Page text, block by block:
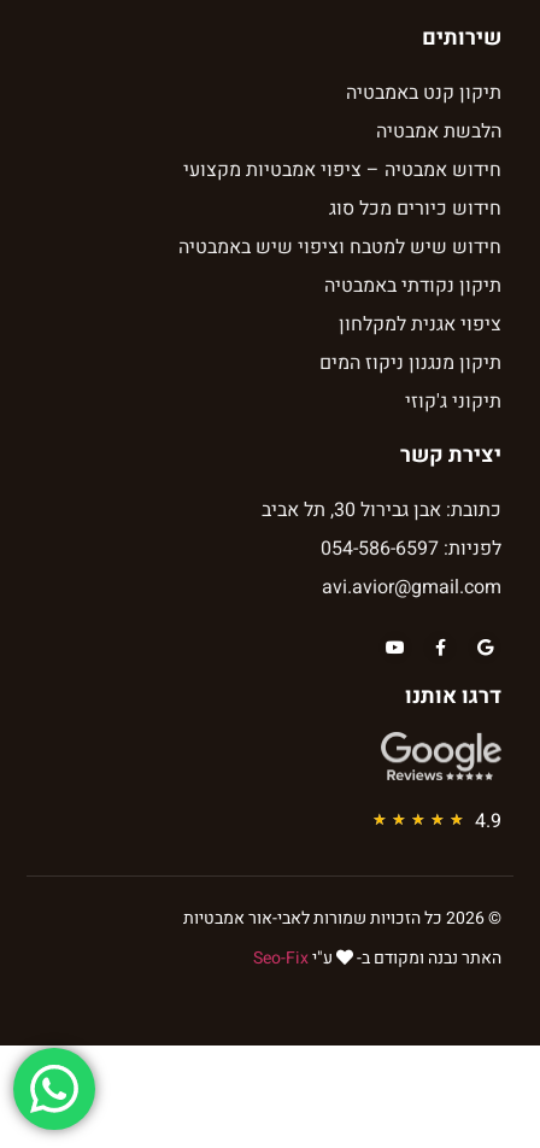
שירותים
תיקון קנט באמבטיה
הלבשת אמבטיה
חידוש אמבטיה – ציפוי אמבטיות מקצועי
חידוש כיורים מכל סוג
חידוש שיש למטבח וציפוי שיש באמבטיה
תיקון נקודתי באמבטיה
ציפוי אגנית למקלחון
תיקון מנגנון ניקוז המים
תיקוני ג'קוזי
יצירת קשר
כתובת: אבן גבירול 30, תל אביב
לפניות: 054-586-6597
avi.avior@gmail.com
דרגו אותנו
4.9
★
★
★
★
★
© 2026 כל הזכויות שמורות לאבי-אור אמבטיות
האתר נבנה ומקודם ב-
ע"יSeo-Fix